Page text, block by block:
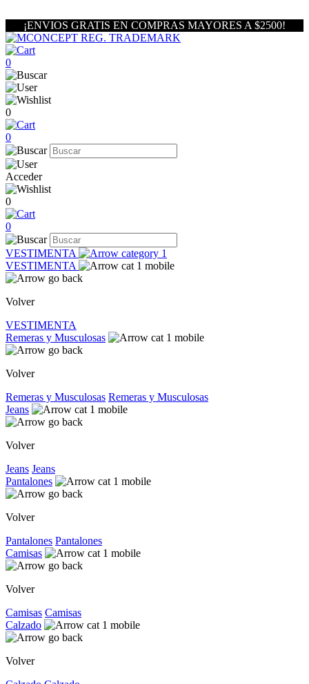
¡ENVIOS GRATIS EN COMPRAS MAYORES A $2500!
0
0
0
Acceder
0
0
VESTIMENTA
VESTIMENTA
Volver
VESTIMENTA
Remeras y Musculosas
Volver
Remeras y Musculosas Remeras y Musculosas
Jeans
Volver
Jeans Jeans
Pantalones
Volver
Pantalones Pantalones
Camisas
Volver
Camisas Camisas
Calzado
Volver